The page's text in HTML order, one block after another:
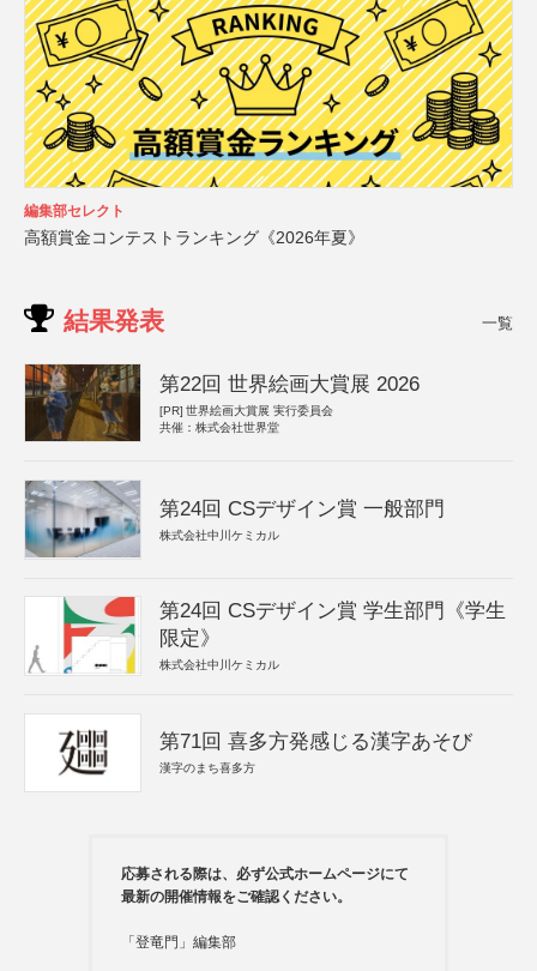
編集部セレクト
高額賞金コンテストランキング《2026年夏》
結果発表 一覧
第22回 世界絵画大賞展 2026
[PR] 世界絵画大賞展 実行委員会
共催：株式会社世界堂
第24回 CSデザイン賞 一般部門
株式会社中川ケミカル
第24回 CSデザイン賞 学生部門《学生
限定》
株式会社中川ケミカル
第71回 喜多方発感じる漢字あそび
漢字のまち喜多方
応募される際は、必ず公式ホームページにて
最新の開催情報をご確認ください。
「登竜門」編集部